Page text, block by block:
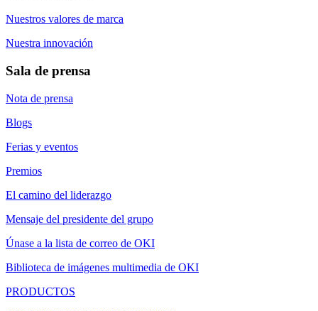
Nuestros valores de marca
Nuestra innovación
Sala de prensa
Nota de prensa
Blogs
Ferias y eventos
Premios
El camino del liderazgo
Mensaje del presidente del grupo
Únase a la lista de correo de OKI
Biblioteca de imágenes multimedia de OKI
PRODUCTOS